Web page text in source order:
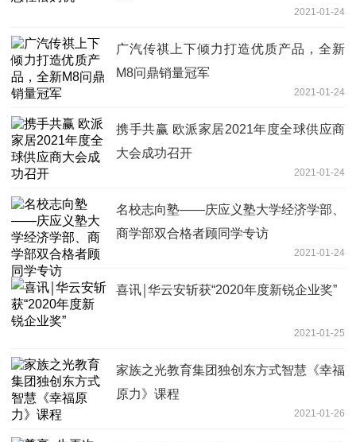
2021-01-24
广汽传祺上下倾力打造优质产品，全新
M8问鼎销量冠军
2021-01-24
携手共赢 欧派家居2021年度全球供应商
大会成功召开
2021-01-24
名校志向塾——庆应义塾大学经济学部、
商学部双合格者顾同学专访
2021-01-24
喜讯￨华云安斩获“2020年度新锐企业奖”
2021-01-25
家族之光教育集团独创东方式智慧《幸福
原力》课程
2021-01-26